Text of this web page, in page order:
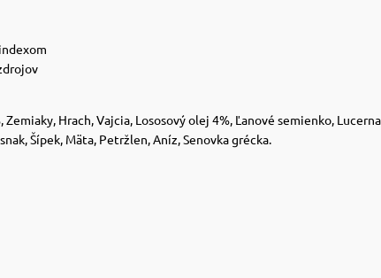
Hrach, Vajcia, Lososový olej 4%, Ľanové semienko,
Šípek, Mäta, Petržlen, Aníz, Senovka grécka.